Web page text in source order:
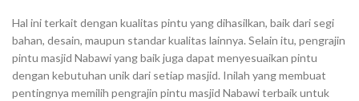
Hal ini terkait dengan kualitas pintu yang dihasilkan, baik dari segi
bahan, desain, maupun standar kualitas lainnya. Selain itu, pengrajin
pintu masjid Nabawi yang baik juga dapat menyesuaikan pintu
dengan kebutuhan unik dari setiap masjid. Inilah yang membuat
pentingnya memilih pengrajin pintu masjid Nabawi terbaik untuk